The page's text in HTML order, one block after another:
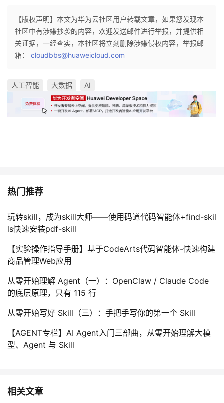
【版权声明】本文为华为云社区用户转载文章，如果您发现本
社区中有涉嫌抄袭的内容，欢迎发送邮件进行举报，并提供相
关证据，一经查实，本社区将立刻删除涉嫌侵权内容，举报邮
箱： cloudbbs@huaweicloud.com
人工智能 大数据 AI
热门推荐
玩转skill，成为skill大师——使用码道代码智能体+find-skil
ls快速安装pdf-skill
【实验操作指导手册】基于CodeArts代码智能体-快速构建
商品管理Web应用
从零开始理解 Agent（一）：OpenClaw / Claude Code
的底层原理，只有 115 行
从零开始写好 Skill（三）：手把手写你的第一个 Skill
【AGENT专栏】AI Agent入门三部曲，从零开始理解大模
型、Agent 与 Skill
相关文章